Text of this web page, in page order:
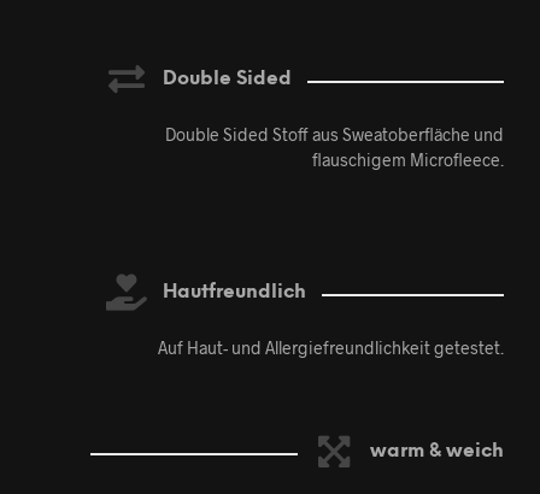
Double Sided
Double Sided Stoff aus Sweatoberfläche und
flauschigem Microfleece.
Hautfreundlich
Auf Haut- und Allergiefreundlichkeit getestet.
warm & weich